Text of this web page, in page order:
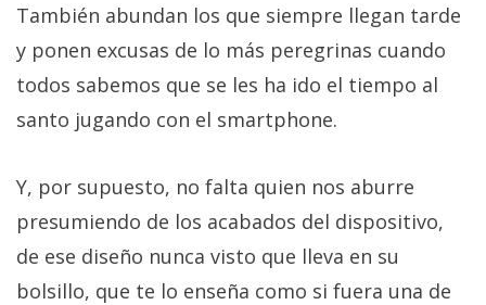
También abundan los que siempre llegan tarde
y ponen excusas de lo más peregrinas cuando
todos sabemos que se les ha ido el tiempo al
santo jugando con el smartphone.
Y, por supuesto, no falta quien nos aburre
presumiendo de los acabados del dispositivo,
de ese diseño nunca visto que lleva en su
bolsillo, que te lo enseña como si fuera una de